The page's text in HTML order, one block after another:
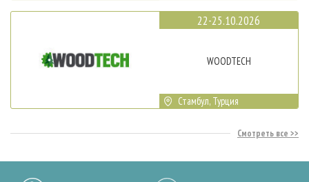
22-25.10.2026
WOODTECH
Стамбул, Турция
Смотреть все